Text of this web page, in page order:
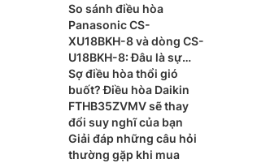
So sánh điều hòa
Panasonic CS-
XU18BKH-8 và dòng CS-
U18BKH-8: Đâu là sự
khác biệt?
Sợ điều hòa thổi gió
buốt? Điều hòa Daikin
FTHB35ZVMV sẽ thay
đổi suy nghĩ của bạn
Giải đáp những câu hỏi
thường gặp khi mua